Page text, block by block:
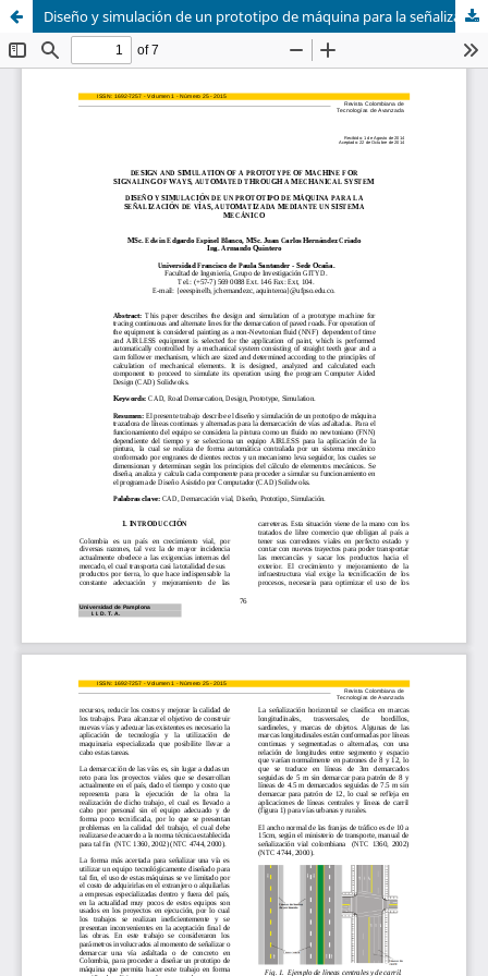
Diseño y simulación de un prototipo de máquina para la señalización de vías, automatizada mediante un sistema mecánico